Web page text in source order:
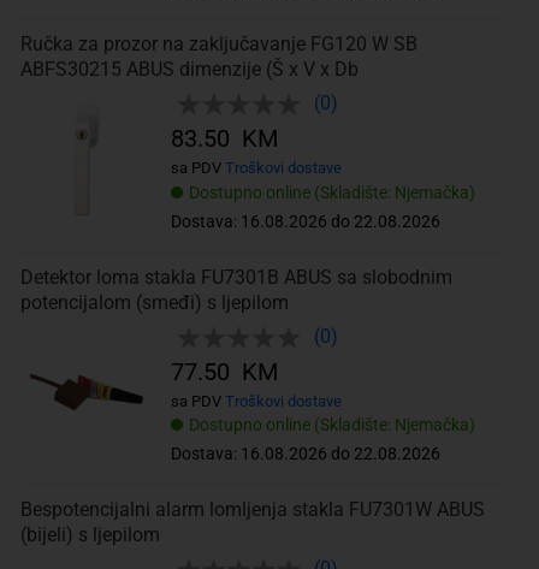
Ručka za prozor na zaključavanje FG120 W SB
ABFS30215 ABUS dimenzije (Š x V x Db
(0)
Dostupno online (Skladište: Njemačka)
Dostava: 16.08.2026 do 22.08.2026
83.50 KM
sa PDV Troškovi dostave
Detektor loma stakla FU7301B ABUS sa slobodnim
potencijalom (smeđi) s ljepilom
(0)
Dostupno online (Skladište: Njemačka)
Dostava: 16.08.2026 do 22.08.2026
77.50 KM
sa PDV Troškovi dostave
Bespotencijalni alarm lomljenja stakla FU7301W ABUS
(bijeli) s ljepilom